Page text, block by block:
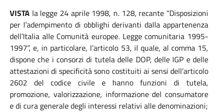
VISTA la legge 24 aprile 1998, n. 128, recante “Disposizioni
per l’adempimento di obblighi derivanti dalla appartenenza
dell’Italia alle Comunità europee. Legge comunitaria 1995-
1997”, e, in particolare, l’articolo 53, il quale, al comma 15,
dispone che iconsorzi di tutela delle DOP, delle IGP e delle
attestazioni di specificità sono costituiti ai sensi dell’articolo
2602 del codice civile e hanno funzioni di tutela,
promozione, valorizzazione, informazione del consumatore
e di cura generale degli interessi relativi alle denominazioni;